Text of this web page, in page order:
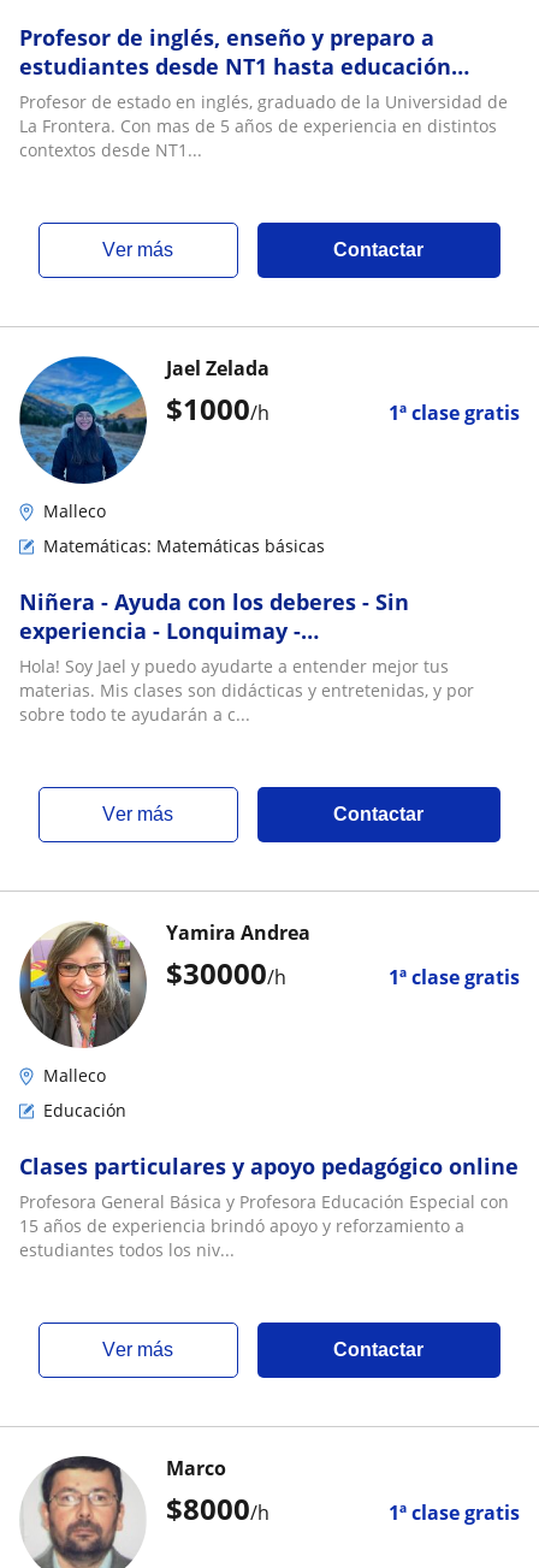
Profesor de inglés, enseño y preparo a
estudiantes desde NT1 hasta educación
superior
Profesor de estado en inglés, graduado de la Universidad de
La Frontera. Con mas de 5 años de experiencia en distintos
contextos desde NT1...
ver más Contactar
$1000/h 1ª clase gratis
Jael Zelada
Malleco
Matemáticas: Matemáticas básicas
Niñera - Ayuda con los deberes - Sin
experiencia - Lonquimay -
Tusclasesparticulares
Hola! Soy Jael y puedo ayudarte a entender mejor tus
materias. Mis clases son didácticas y entretenidas, y por
sobre todo te ayudarán a c...
ver más Contactar
$30000/h 1ª clase gratis
Yamira Andrea
Malleco
Educación
Clases particulares y apoyo pedagógico online
Profesora General Básica y Profesora Educación Especial con
15 años de experiencia brindó apoyo y reforzamiento a
estudiantes todos los niv...
ver más Contactar
$8000/h 1ª clase gratis
Marco